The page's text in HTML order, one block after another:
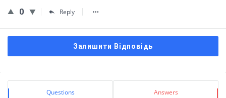
0 Reply
Залишити Відповідь
Сидіння
Stats Questions Answers